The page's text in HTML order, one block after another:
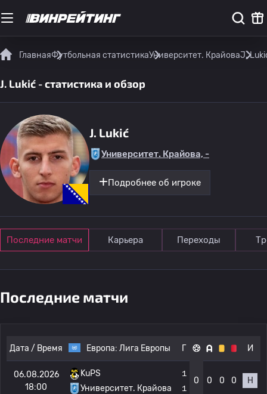
ГлавнаяФутбольная статистикаУниверситет. КрайоваJ.
J. Lukić - статистика и обзор
J. Lukić
Университет. Крайова, -
Подробнее об игроке
Последние матчи Карьера Переходы
Последние матчи
Дата / Время Европа: Лига Европы Г И
06.08.2026
18:00
KuPS
Университет. Крайова
1
1
0 0 0 0 Н